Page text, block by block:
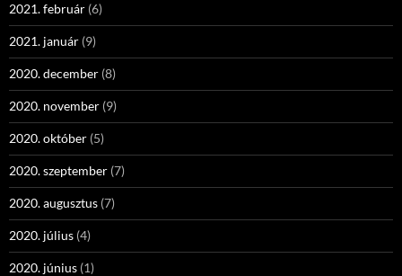
2021. február (6)
2021. január (9)
2020. december (8)
2020. november (9)
2020. október (5)
2020. szeptember (7)
2020. augusztus (7)
2020. július (4)
2020. június (1)